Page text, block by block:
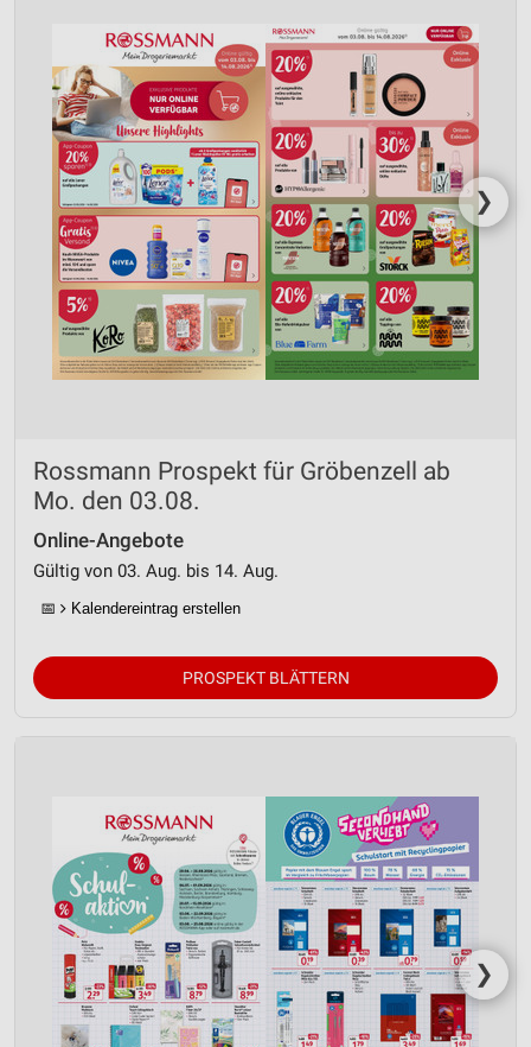
❯
Rossmann Prospekt für Gröbenzell ab
Mo. den 03.08.
Online-Angebote
Gültig von 03. Aug. bis 14. Aug.
📅 Kalendereintrag erstellen
PROSPEKT BLÄTTERN
❯